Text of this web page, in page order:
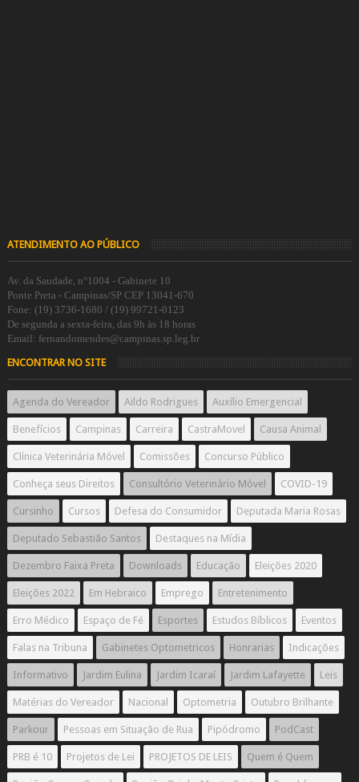
ATENDIMENTO AO PÚBLICO
Av. da Saudade, n°1004 - Gabinete 10
Ponte Preta - Campinas/SP CEP 13041-670
Fone: (19) 3736-1680 / (19) 99721-0123
De segunda a sexta-feira, das 9h às 18 horas
Email: fernandomendes@campinas.sp.leg.br
ENCONTRAR NO SITE
Agenda do Vereador Aildo Rodrigues Auxílio Emergencial
Benefícios Campinas Carreira CastraMovel Causa Animal
Clínica Veterinária Móvel Comissões Concurso Público
Conheça seus Direitos Consultório Veterinário Móvel COVID-19
Cursinho Cursos Defesa do Consumidor Deputada Maria Rosas
Deputado Sebastião Santos Destaques na Mídia
Dezembro Faixa Preta Downloads Educação Eleições 2020
Eleições 2022 Em Hebraico Emprego Entretenimento
Erro Médico Espaço de Fé Esportes Estudos Bíblicos Eventos
Falas na Tribuna Gabinetes Optometricos Honrarias Indicações
Informativo Jardim Eulina Jardim Icaraí Jardim Lafayette Leis
Matérias do Vereador Nacional Optometria Outubro Brilhante
Parkour Pessoas em Situação de Rua Pipódromo PodCast
PRB é 10 Projetos de Lei PROJETOS DE LEIS Quem é Quem